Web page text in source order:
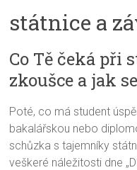
státnice a
Co Tě čeká při
zkoušce a jak
Poté, co má student
bakalářskou nebo
schůzka s tajemníky
veškeré náležitosti dne